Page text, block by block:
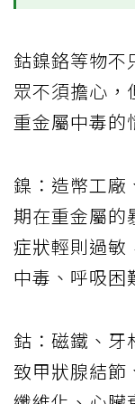
鈷鎳鉻等物不
眾不須擔心，
重金屬中毒的
鎳：造幣工廠
期在重金屬的
症狀輕則過敏
中毒、呼吸困
鈷：磁鐵、牙
致甲狀腺結節